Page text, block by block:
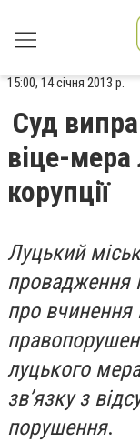
15:00, 14 січня 2013 р.
Суд
віце-мера
корупції
Луцький
провадження
про вчинення
луцького
зв’язку з
порушення.